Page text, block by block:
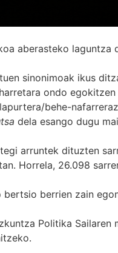
aberasteko laguntza
sinonimoak ikus
ondo
behe-
dela esango dugu
arruntek dituzten
Horrela, 26.098
bertsio berrien zain
Politika